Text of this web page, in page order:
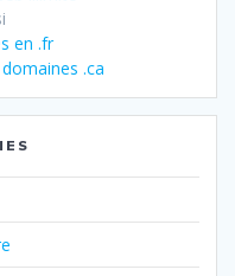
en .fr
.ca